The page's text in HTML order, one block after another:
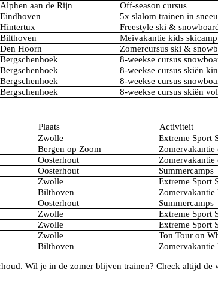
Alphen aan de Rijn Off-season cursus
Eindhoven 5x slalom trainen in
Hintertux Freestyle ski &
Bilthoven Meivakantie kids skicamp
Den Hoorn Zomercursus ski &
Bergschenhoek 8-weekse cursus
Bergschenhoek 8-weekse cursus skiën
Bergschenhoek 8-weekse cursus
Bergschenhoek 8-weekse cursus skiën
Plaats Activiteit
Zwolle Extreme Sport
Bergen op Zoom Zomervakantie
Oosterhout Zomervakantie
Oosterhout Summercamps
Zwolle Extreme Sport
Bilthoven Zomervakantie
Oosterhout Summercamps
Zwolle Extreme Sport
Zwolle Extreme Sport
Zwolle Ton Tour on
Bilthoven Zomervakantie
Wil je in de zomer blijven trainen? Check altijd de